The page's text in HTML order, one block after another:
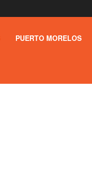
PUERTO MORELOS